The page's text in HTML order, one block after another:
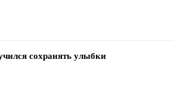
сохранять улыбки